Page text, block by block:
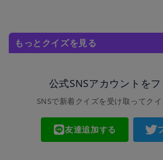
もっとクイズを見る
公式SNSアカウントを
SNSで新着クイズを受け取ってク
友達追加する